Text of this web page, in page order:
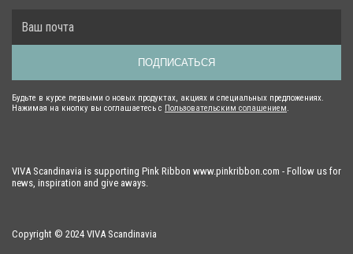
VIVA Scandinavia is supporting Pink Ribbon www.pinkribbon.com - Follow us for
news, inspiration and give aways.
Copyright © 2024 VIVA Scandinavia
ПОДПИСАТЬСЯ
Будьте в курсе первыми о новых продуктах, акциях и специальных предложениях.
Нажимая на кнопку вы соглашаетесь с Пользовательским солашением.